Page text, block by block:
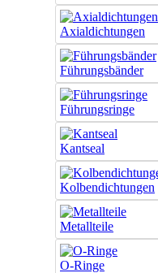
Axialdichtungen
Führungsbänder
Führungsringe
Kantseal
Kolbendichtungen
Metallteile
O-Ringe